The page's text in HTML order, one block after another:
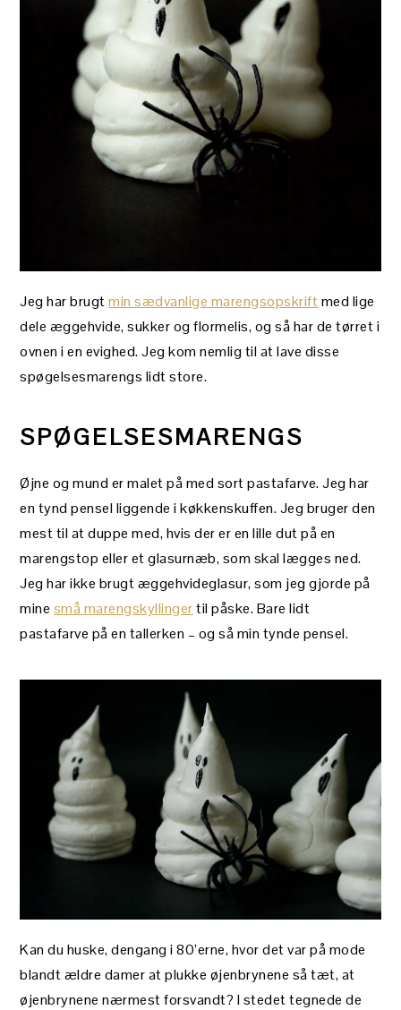
Jeg har brugtmin sædvanlige marengsopskriftmed lige
dele æggehvide, sukker og flormelis, og så har de tørret i
ovnen i en evighed. Jeg kom nemlig til at lave disse
spøgelsesmarengs lidt store.
SPØGELSESMARENGS
Øjne og mund er malet på med sort pastafarve. Jeg har
en tynd pensel liggende i køkkenskuffen. Jeg bruger den
mest til at duppe med, hvis der er en lille dut på en
marengstop eller et glasurnæb, som skal lægges ned.
Jeg har ikke brugt æggehvideglasur, som jeg gjorde på
mine små marengskyllingertil påske. Bare lidt
pastafarve på en tallerken – og så min tynde pensel.
Kan du huske, dengang i 80’erne, hvor det var på mode
blandt ældre damer at plukke øjenbrynene så tæt, at
øjenbrynene nærmest forsvandt? I stedet tegnede de